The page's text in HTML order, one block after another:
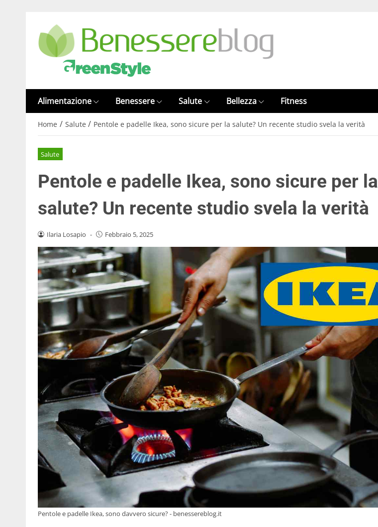
Alimentazione Benessere Salute Bellezza Fitness
Home / Salute / Pentole e padelle Ikea, sono sicure per la salute? Un recente studio svela la verità
Salute
Pentole e padelle Ikea, sono sicure per la
salute? Un recente studio svela la verità
Ilaria Losapio - Febbraio 5, 2025
Pentole e padelle Ikea, sono davvero sicure? - benessereblog.it